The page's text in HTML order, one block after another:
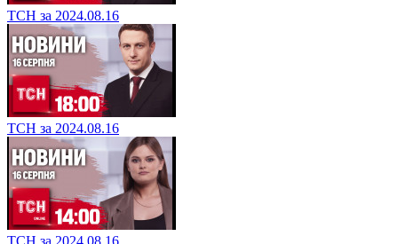
ТСН за 2024.08.16
ТСН за 2024.08.16
ТСН за 2024.08.16